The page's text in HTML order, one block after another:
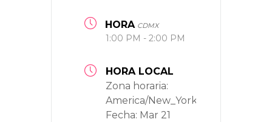
HORA CDMX
1:00 PM - 2:00 PM
HORA LOCAL
Zona horaria:
America/New_York
Fecha: Mar 21